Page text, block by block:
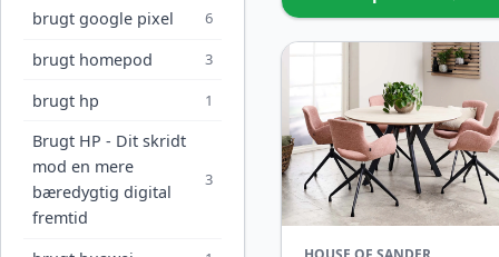
brugt google pixel 6
brugt homepod 3
brugt hp 1
Brugt HP - Dit skridt
mod en mere
bæredygtig digital
fremtid
3